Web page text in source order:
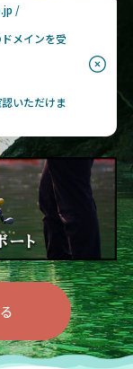
/
メインを受
いただけま